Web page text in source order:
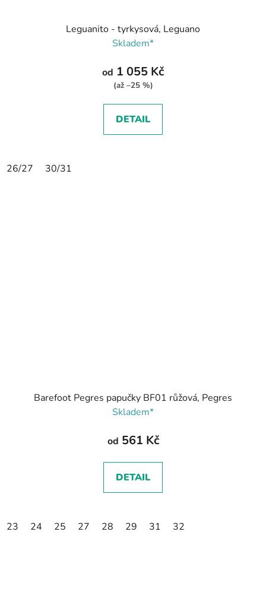
Leguanito - tyrkysová, Leguano
Skladem*
od 1 055 Kč
(až –25 %)
DETAIL
26/27 30/31
Barefoot Pegres papučky BF01 růžová, Pegres
Skladem*
od 561 Kč
DETAIL
23 24 25 27 28 29 31 32